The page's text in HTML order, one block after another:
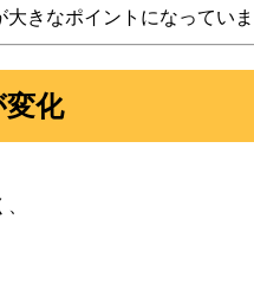
きなポイントになってい
化